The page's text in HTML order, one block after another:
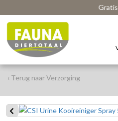
Gratis
‹ Terug naar Verzorging